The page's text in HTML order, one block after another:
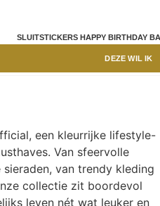
SLUITSTICKERS HAPPY BIRTHDAY
DEZE WIL IK
een kleurrijke lifestyle-
Van sfeervolle
van trendy kleding
collectie zit boordevol
leven nét wat leuker en